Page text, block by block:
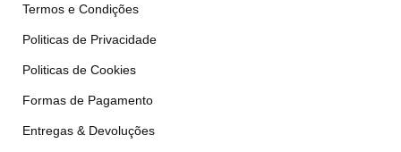
Termos e Condições
Politicas de Privacidade
Politicas de Cookies
Formas de Pagamento
Entregas & Devoluções